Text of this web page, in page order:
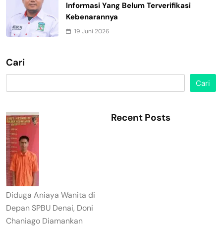
Informasi Yang Belum Terverifikasi
Kebenarannya
19 Juni 2026
Cari
Cari
Diduga Aniaya Wanita di
Depan SPBU Denai, Doni
Chaniago Diamankan
Recent Posts